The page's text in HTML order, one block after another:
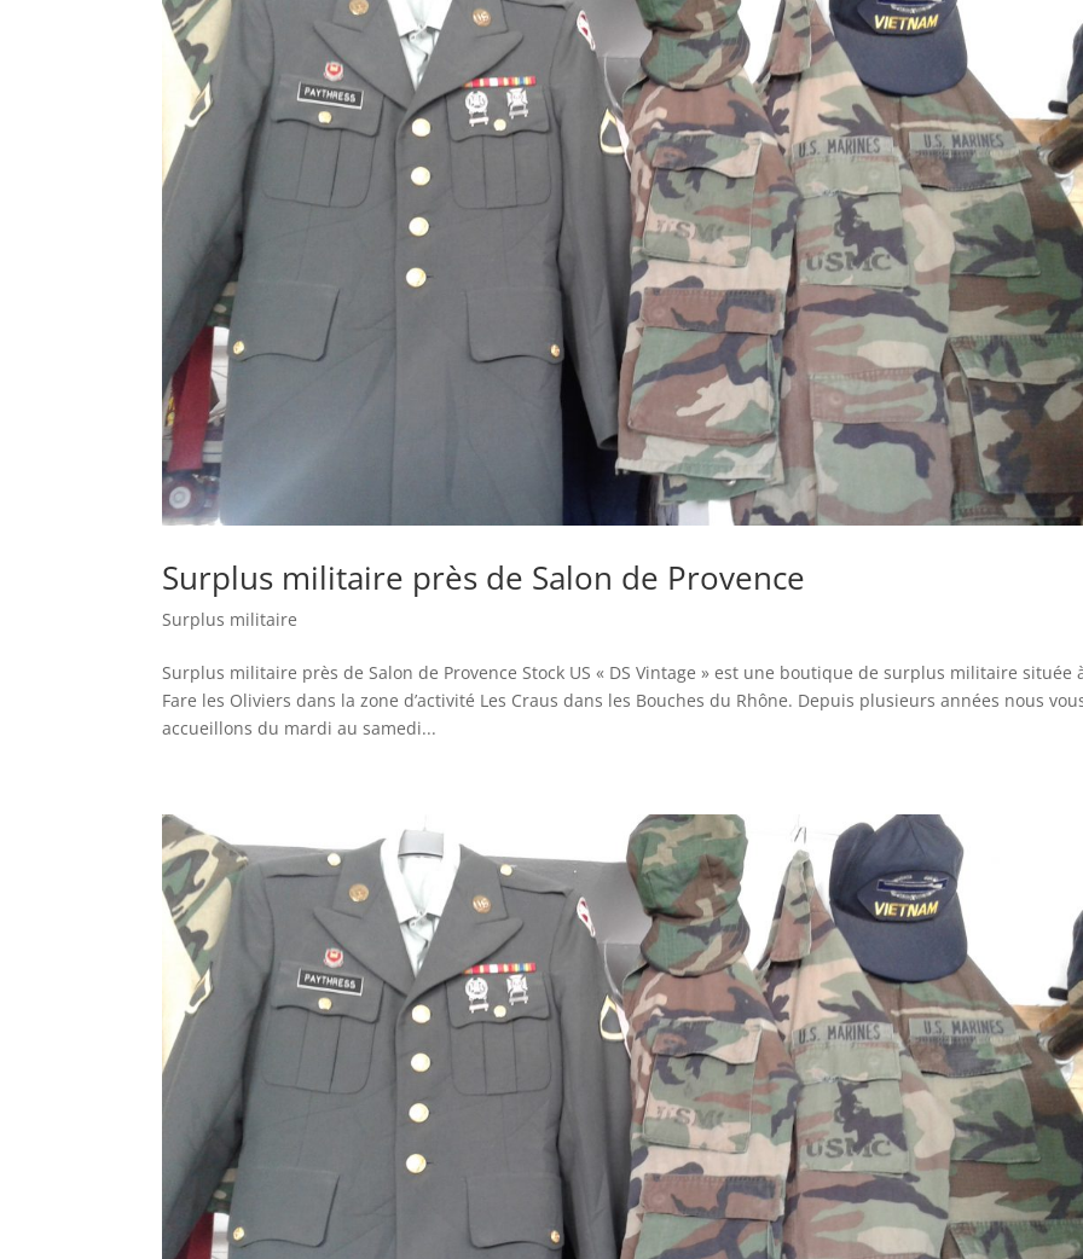
Surplus militaire près de Salon de Provence
Surplus militaire
Surplus militaire près de Salon de Provence Stock US « DS Vintage » est une boutique de surplus militaire située
Fare les Oliviers dans la zone d’activité Les Craus dans les Bouches du Rhône. Depuis plusieurs années nous
accueillons du mardi au samedi...